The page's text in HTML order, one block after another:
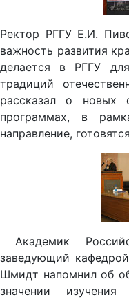
Ректор РГГУ Е.И.
важность развития
делается в РГГУ
традиций
рассказал о новых
программах, в
направление,
Академик
заведующий
Шмидт напомнил об
значении